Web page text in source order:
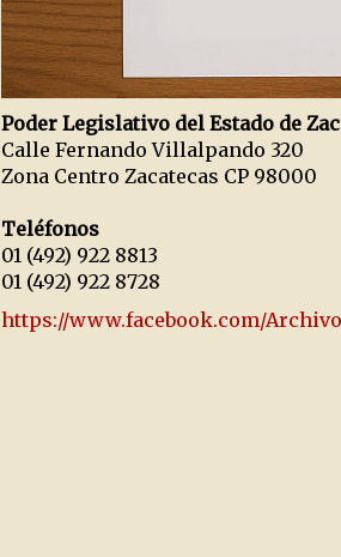
Poder Legislativo del Estado de
Calle Fernando Villalpando 320
Zona Centro Zacatecas CP 98000
Teléfonos
01 (492) 922 8813
01 (492) 922 8728
https://www.facebook.com/